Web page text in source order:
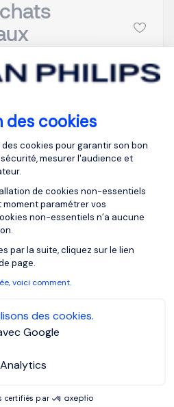
des cookies
du
cookies pour garantir son bon
mesurer l'audience et
de cookies non-essentiels
paramétrer vos
non-essentiels n’a aucune
par la suite, cliquez sur le lien
page.
voici comment.
des cookies.
Google
certifiés par
F/H
Publiée depuis :
17/06/2026
accompagne un
plan dans l’univers
dans la recherche de son
Internationaux Réseaux
de transformation et
majeurs, vous prenez en